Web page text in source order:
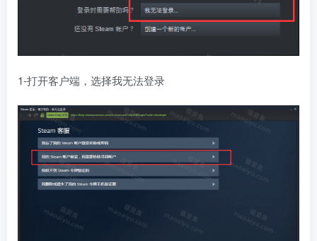
1-打开客户端，选择我无法登录